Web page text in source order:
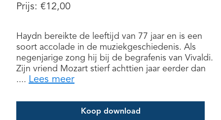
Prijs: €12,00
Haydn bereikte de leeftijd van 77 jaar en is een
soort accolade in de muziekgeschiedenis. Als
negenjarige zong hij bij de begrafenis van Vivaldi.
Zijn vriend Mozart stierf achttien jaar eerder dan
.... Lees meer
Koop download